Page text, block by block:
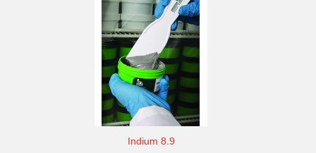
Indium 8.9